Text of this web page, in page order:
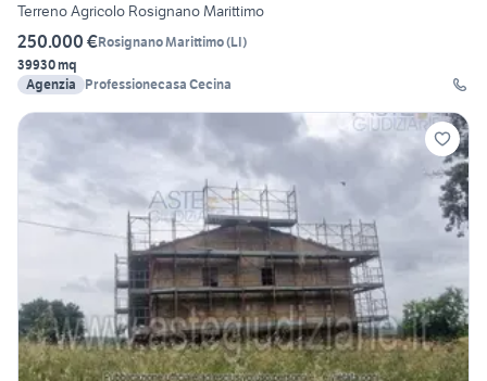
Terreno Agricolo Rosignano Marittimo
250.000 €Rosignano Marittimo(LI)
39930 mq
Agenzia
Professionecasa Cecina